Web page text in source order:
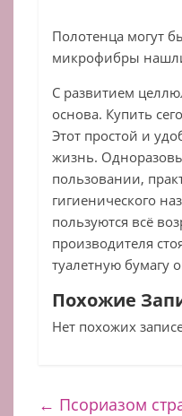
Полотенца могут
микрофибры
С развитием
основа. Купить
Этот простой и
жизнь.
пользовании,
гигиенического
пользуются всё
производителя
туалетную бумагу
Похожие
Нет похожих
← Псориазом